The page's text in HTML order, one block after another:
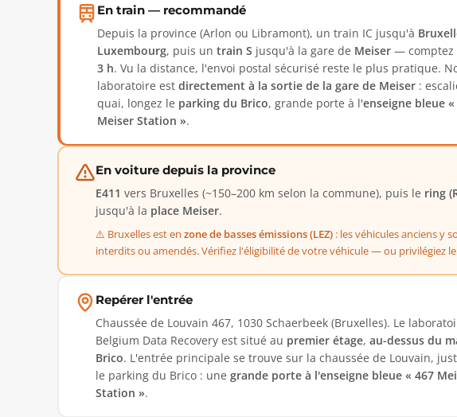
En train — recommandé
Depuis la province (Arlon ou Libramont), un train IC jusqu'à
Luxembourg, puis un train S jusqu'à la gare de Meiser — comptez
3 h. Vu la distance, l'envoi postal sécurisé reste le plus pratique.
laboratoire est directement à la sortie de la gare de Meiser :
quai, longez le parking du Brico, grande porte à l'enseigne bleue «
Meiser Station ».
En voiture depuis la province
E411 vers Bruxelles (~150–200 km selon la commune), puis le ring
jusqu'à la place Meiser.
⚠️ Bruxelles est en zone de basses émissions (LEZ): les véhicules anciens y
interdits ou amendés. Vérifiez l'éligibilité de votre véhicule — ou privilégiez
Repérer l'entrée
Chaussée de Louvain 467, 1030 Schaerbeek (Bruxelles). Le
Belgium Data Recovery est situé au premier étage, au-dessus du
Brico. L'entrée principale se trouve sur la chaussée de Louvain,
le parking du Brico : une grande porte à l'enseigne bleue « 467
Station ».